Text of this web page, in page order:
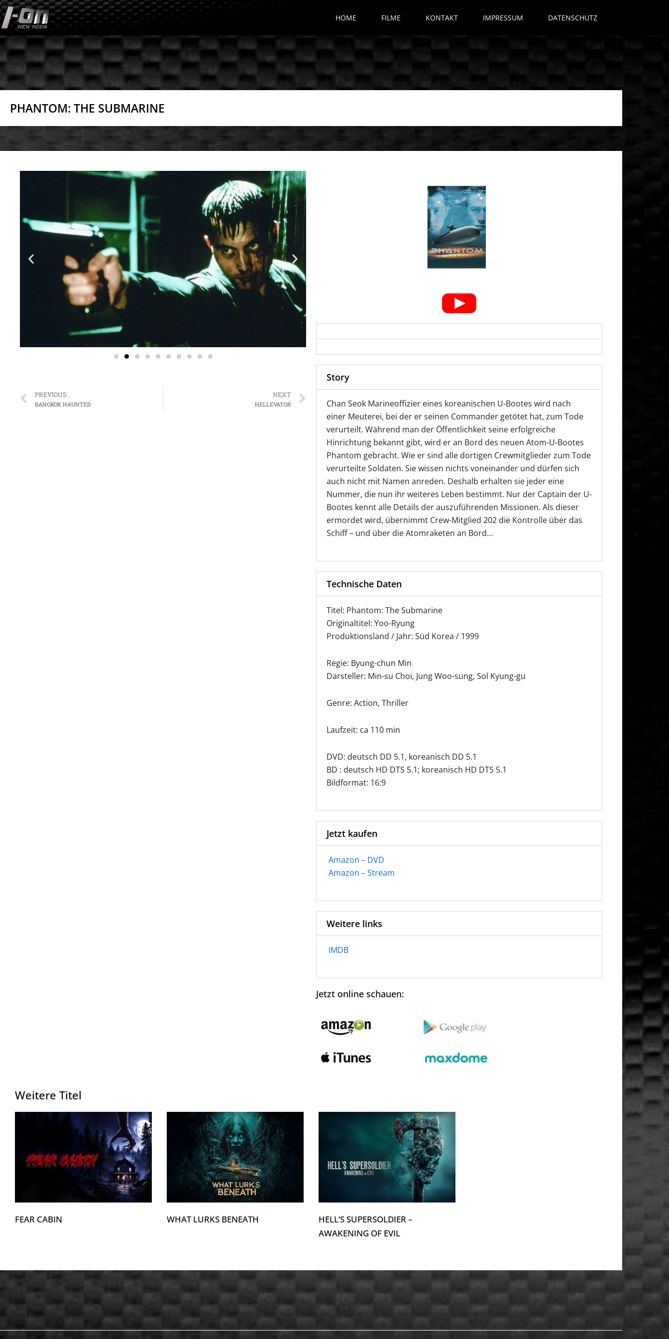
Skip
to
content
HOME FILME KONTAKT IMPRESSUM DATENSCHUTZ
PHANTOM: THE SUBMARINE
PREVIOUS
BANGKOK HAUNTED
NEXT
HELLEVATOR
NextStory
Chan Seok Marineoffizier eines koreanischen U-Bootes wird nach
einer Meuterei, bei der er seinen Commander getötet hat, zum Tode
verurteilt. Während man der Öffentlichkeit seine erfolgreiche
Hinrichtung bekannt gibt, wird er an Bord des neuen Atom-U-Bootes
Phantom gebracht. Wie er sind alle dortigen Crewmitglieder zum Tode
verurteilte Soldaten. Sie wissen nichts voneinander und dürfen sich
auch nicht mit Namen anreden. Deshalb erhalten sie jeder eine
Nummer, die nun ihr weiteres Leben bestimmt. Nur der Captain der U-
Bootes kennt alle Details der auszuführenden Missionen. Als dieser
ermordet wird, übernimmt Crew-Mitglied 202 die Kontrolle über das
Schiff – und über die Atomraketen an Bord…
Technische Daten
Titel: Phantom: The Submarine
Originaltitel: Yoo-Ryung
Produktionsland / Jahr: Süd Korea / 1999
Regie: Byung-chun Min
Darsteller: Min-su Choi, Jung Woo-sung, Sol Kyung-gu
Genre: Action, Thriller
Laufzeit: ca 110 min
DVD: deutsch DD 5.1, koreanisch DD 5.1
BD : deutsch HD DTS 5.1; koreanisch HD DTS 5.1
Bildformat: 16:9
Jetzt kaufen
Amazon – DVD
Amazon – Stream
Weitere links
IMDB
Jetzt online schauen:
Weitere Titel
FEAR CABIN WHAT LURKS BENEATH
HELL’S SUPERSOLDIER –
AWAKENING OF EVIL